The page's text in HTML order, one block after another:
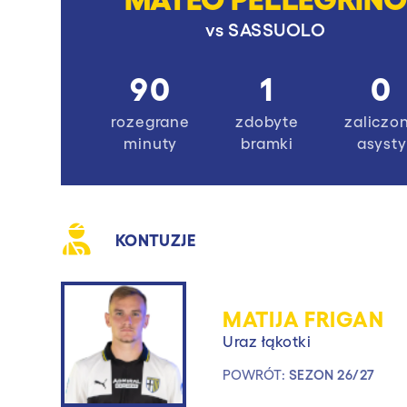
vs SASSUOLO
90
rozegrane
minuty
1
zdobyte
bramki
0
asysty
KONTUZJE
MATIJA FRIGAN
Uraz łąkotki
POWRÓT: SEZON 26/27